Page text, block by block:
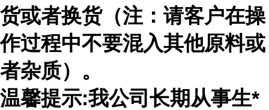
货或者换货（注：请客户在操
作过程中不要混入其他原料或
者杂质）。
温馨提示:我公司长期从事生*